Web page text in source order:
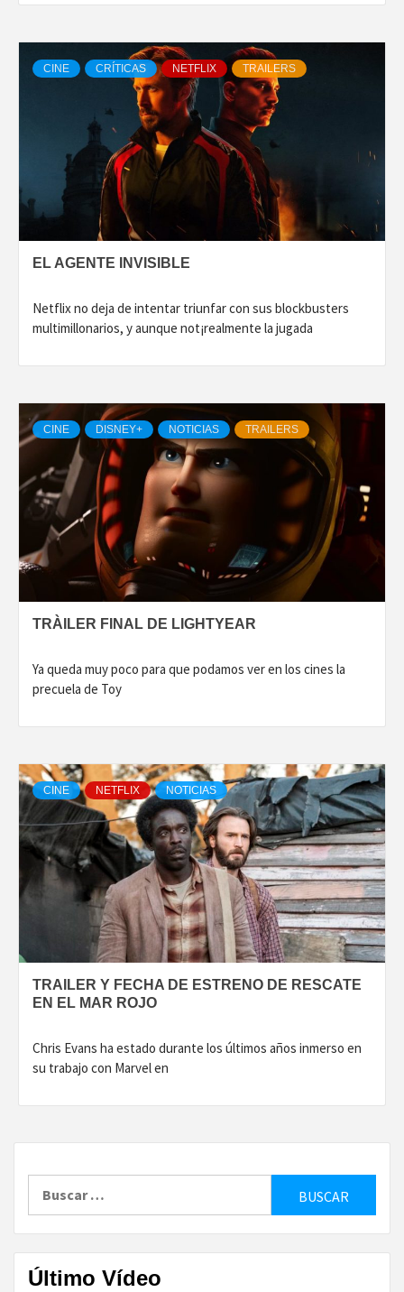
CINE CRÍTICAS NETFLIX TRAILERS
EL AGENTE INVISIBLE
Netflix no deja de intentar triunfar con sus blockbusters
multimillonarios, y aunque not¡realmente la jugada
CINE DISNEY+ NOTICIAS TRAILERS
TRÀILER FINAL DE LIGHTYEAR
Ya queda muy poco para que podamos ver en los cines la
precuela de Toy
CINE NETFLIX NOTICIAS
TRAILER Y FECHA DE ESTRENO DE RESCATE
EN EL MAR ROJO
Chris Evans ha estado durante los últimos años inmerso en
su trabajo con Marvel en
Último Vídeo